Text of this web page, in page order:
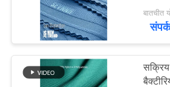
PRIVACY
POLICY
कपड़े को दोबारा
बातचीत
संपर्क